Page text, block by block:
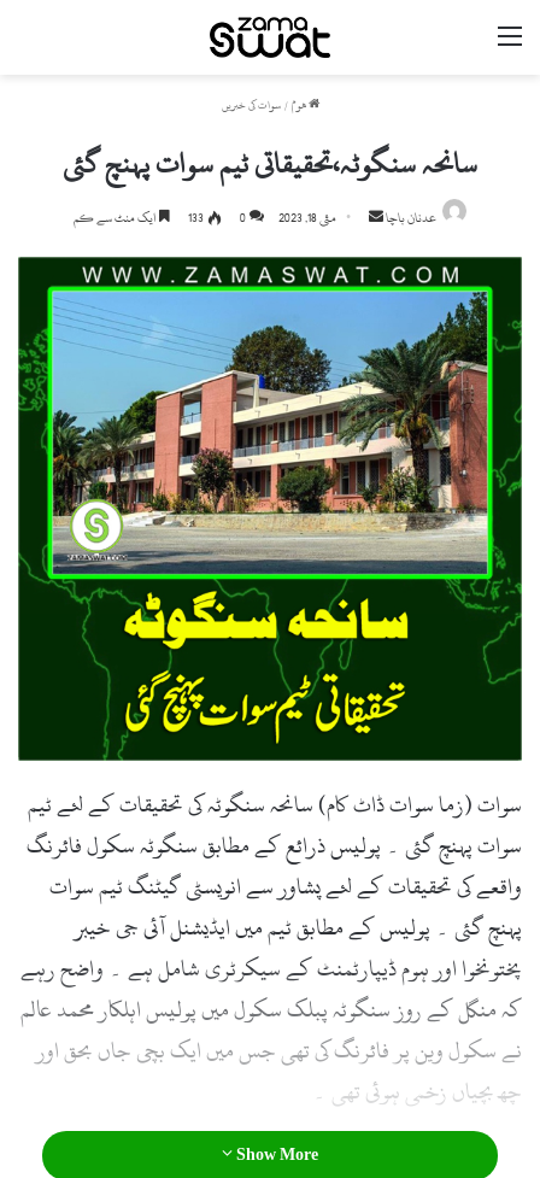
مینو
ھوم / سوات کی خبریں
سانحہ سنگوٹہ،تحقیقاتی ٹیم سوات پہنچ گئی
عدنان باچا
Send
email
مئی 18, 2023 0
133 ایک منٹ سے کم
سوات (زما سوات ڈاٹ کام) سانحہ سنگوٹہ کی تحقیقات کے لئے ٹیم
سوات پہنچ گئی ۔ پولیس ذرائع کے مطابق سنگوٹہ سکول فائرنگ
واقعے کی تحقیقات کے لئے پشاور سے انویسٹی گیٹنگ ٹیم سوات
پہنچ گئی ۔ پولیس کے مطابق ٹیم میں ایڈیشنل آئی جی خیبر
پختونخوا اور ہوم ڈیپارٹمنٹ کے سیکرٹری شامل ہے ۔ واضح رہے
کہ منگل کے روز سنگوٹہ پبلک سکول میں پولیس اہلکار محمد عالم
نے سکول وین پر فائرنگ کی تھی جس میں ایک بچی جاں بحق اور
چھ بچیاں زخمی ہوئی تھی ۔
Show More